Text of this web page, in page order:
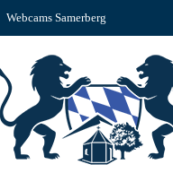
Webcams Samerberg